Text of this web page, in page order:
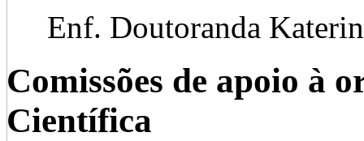
Enf. Doutoranda
Comissões de apoio à
Científica